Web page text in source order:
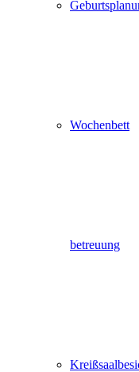
Wochenbett
betreuung